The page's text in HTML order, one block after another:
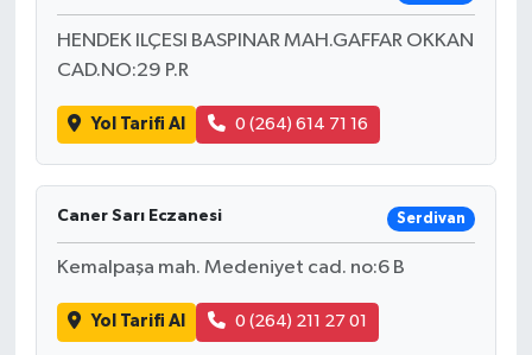
HENDEK ILÇESI BASPINAR MAH.GAFFAR OKKAN
CAD.NO:29 P.R
Yol Tarifi Al 0 (264) 614 71 16
Caner Sarı Eczanesi Serdivan
Kemalpaşa mah. Medeniyet cad. no:6 B
Yol Tarifi Al 0 (264) 211 27 01